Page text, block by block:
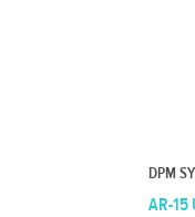
DPM
AR-15